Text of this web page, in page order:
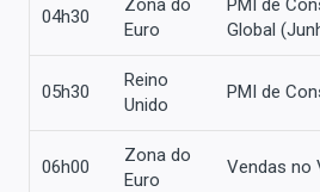
04h30
Zona do
Euro
PMI de
Global
05h30
Reino
Unido
PMI de
06h00
Zona do
Euro
Vendas no